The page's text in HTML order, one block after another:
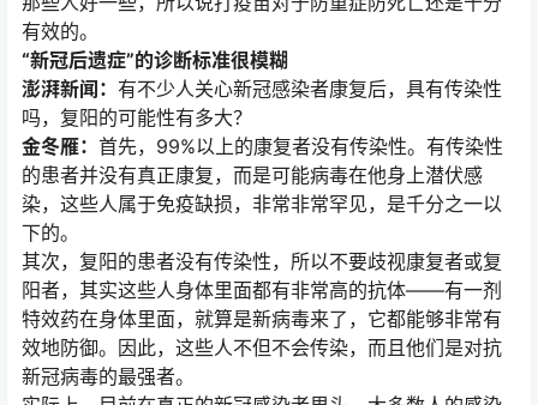
有效的。
“新冠后遗症”的诊断标准很模糊
澎湃新闻： 有不少人关心新冠感染者康复后，具有传染性
吗，复阳的可能性有多大？
金冬雁： 首先，99%以上的康复者没有传染性。有传染性
的患者并没有真正康复，而是可能病毒在他身上潜伏感
染，这些人属于免疫缺损，非常非常罕见，是千分之一以
下的。
其次，复阳的患者没有传染性，所以不要歧视康复者或复
阳者，其实这些人身体里面都有非常高的抗体——有一剂
特效药在身体里面，就算是新病毒来了，它都能够非常有
效地防御。因此，这些人不但不会传染，而且他们是对抗
新冠病毒的最强者。